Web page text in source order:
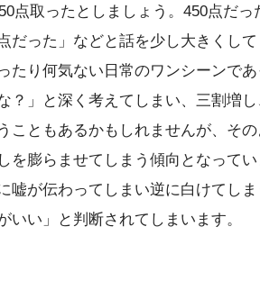
点取ったとしましょう。450点だっ
だった」などと話を少し大きくし
たり何気ない日常のワンシーンで
？」と深く考えてしまい、三割増
こともあるかもしれませんが、そ
を膨らませてしまう傾向となって
嘘が伝わってしまい逆に白けてし
いい」と判断されてしまいます。